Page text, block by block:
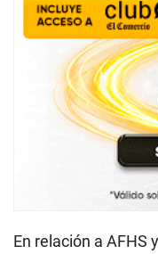
En relación a AFHS